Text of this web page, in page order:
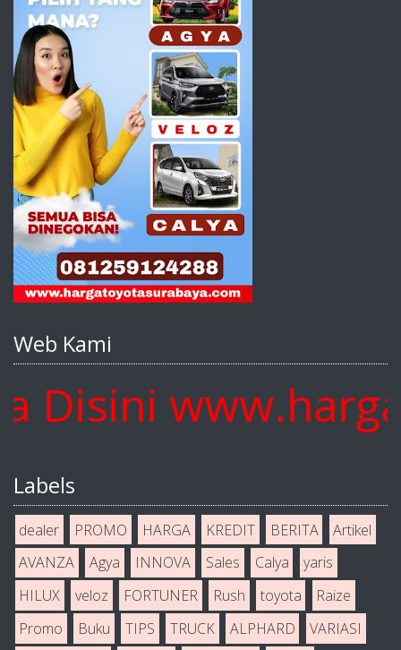
Web Kami
Labels
dealer PROMO HARGA KREDIT BERITA
Artikel
AVANZA
Agya INNOVA Sales Calya
yaris
HILUX
veloz FORTUNER Rush toyota
Raize
Promo
Buku TIPS TRUCK ALPHARD
VARIASI